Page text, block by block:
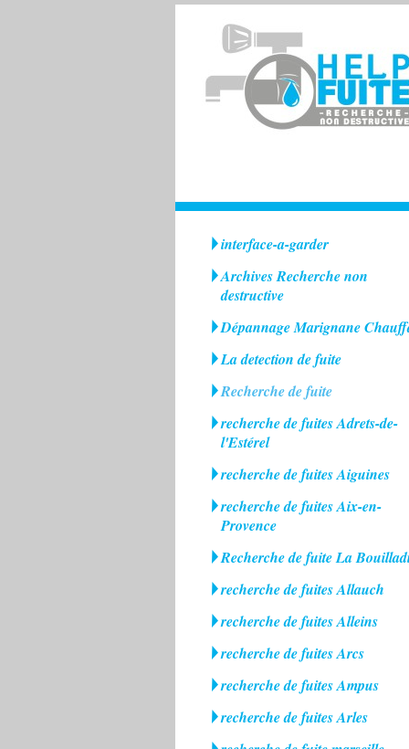
interface-a-garder
Archives Recherche non
destructive
Dépannage Marignane
La detection de fuite
Recherche de fuite
recherche de fuites Adrets-de-
l'Estérel
recherche de fuites Aiguines
recherche de fuites Aix-en-
Provence
Recherche de fuite La
recherche de fuites Allauch
recherche de fuites Alleins
recherche de fuites Arcs
recherche de fuites Ampus
recherche de fuites Arles